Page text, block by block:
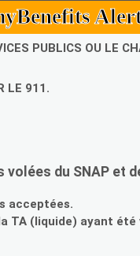
PUBLICS OU LE
LE 911.
du SNAP et
acceptées.
TA (liquide) ayant été